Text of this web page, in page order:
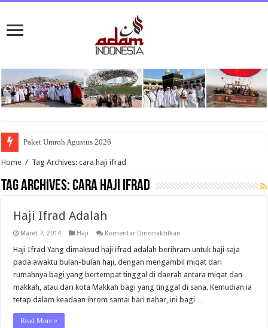
Paket Umroh Agustus 2026
Home / Tag Archives: cara haji ifrad
Tag Archives:cara haji ifrad
Haji Ifrad Adalah
Maret 7, 2014 Haji Komentar Dinonaktifkan
Ifrad
Haji Ifrad Yang dimaksud haji ifrad adalah berihram untuk haji saja
pada awaktu bulan-bulan haji, dengan mengambil miqat dari
rumahnya bagi yang bertempat tinggal di daerah antara miqat dan
makkah, atau dari kota Makkah bagi yang tinggal di sana. Kemudian ia
tetap dalam keadaan ihrom samai hari nahar, ini bagi …
Read More »